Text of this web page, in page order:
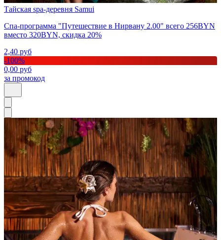
Тайская spa-деревня Samui
Спа-программа "Путешествие в Нирвану 2.00" всего 256BYN
вместо 320BYN, скидка 20%
2,40 руб
-100%
0,00 руб
за промокод